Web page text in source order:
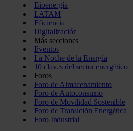
Bioenergía
LATAM
Eficiencia
Digitalización
Más secciones
Eventos
La Noche de la Energía
10 claves del sector energético
Foros
Foro de Almacenamiento
Foro de Autoconsumo
Foro de Movilidad Sostenible
Foro de Transición Energética
Foro Industrial